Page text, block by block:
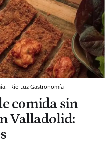
Río Luz Gastronomía
comida sin
Valladolid: